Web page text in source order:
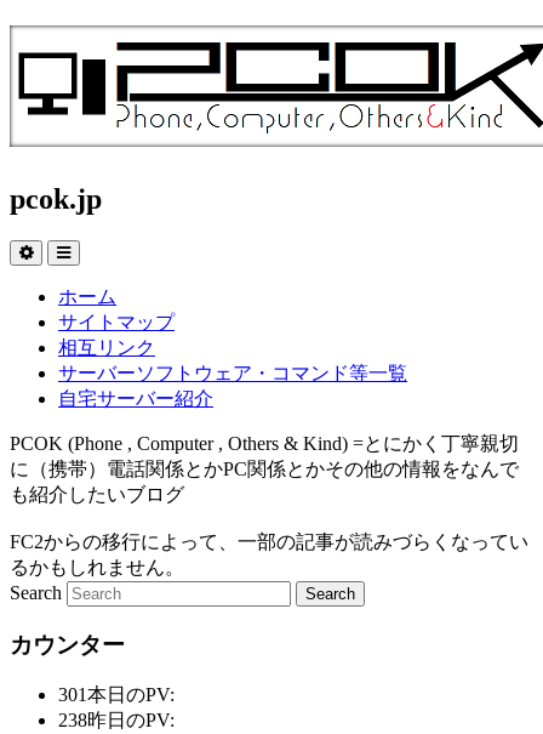
pcok.jp
ホーム
サイトマップ
相互リンク
サーバーソフトウェア・コマンド等一覧
自宅サーバー紹介
PCOK (Phone , Computer , Others & Kind) =とにかく丁寧親切
に（携帯）電話関係とかPC関係とかその他の情報をなんで
も紹介したいブログ
FC2からの移行によって、一部の記事が読みづらくなってい
るかもしれません。
Search
カウンター
301本日のPV:
238昨日のPV: